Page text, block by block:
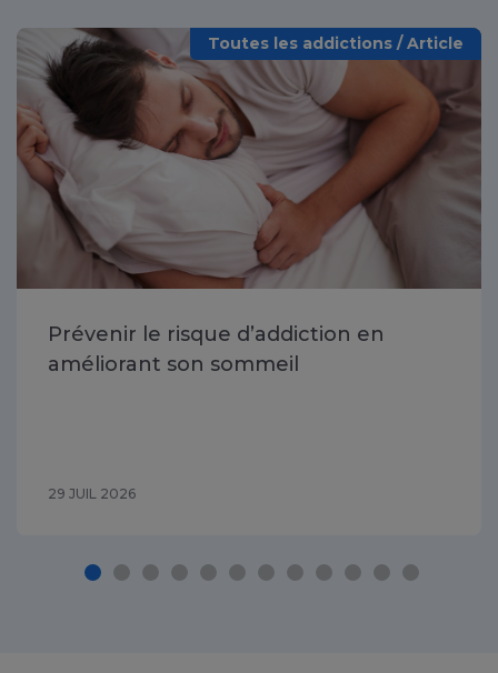
Toutes les addictions / Article
Prévenir le risque d’addiction en
améliorant son sommeil
29 JUIL 2026